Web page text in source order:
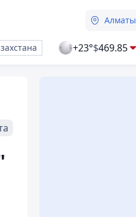
Алматы
+23°$469.85